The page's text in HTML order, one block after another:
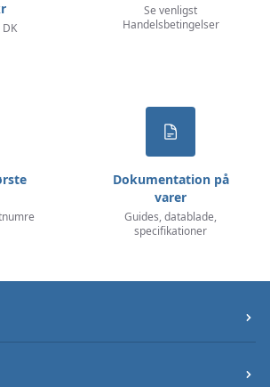
Se venligst
Handelsbetingelser
Dokumentation på
varer
Guides, datablade,
specifikationer